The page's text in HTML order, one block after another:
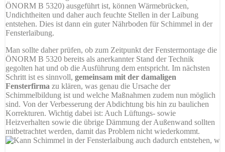
ÖNORM B 5320) ausgeführt ist, können Wärmebrücken,
Undichtheiten und daher auch feuchte Stellen in der Laibung
entstehen. Dies ist dann ein guter Nährboden für Schimmel in der
Fensterlaibung.
Man sollte daher prüfen, ob zum Zeitpunkt der Fenstermontage die
ÖNORM B 5320 bereits als anerkannter Stand der Technik
gegolten hat und ob die Ausführung dem entspricht. Im nächsten
Schritt ist es sinnvoll, gemeinsam mit der damaligen
Fensterfirma zu klären, was genau die Ursache der
Schimmelbildung ist und welche Maßnahmen zudem nun möglich
sind. Von der Verbesserung der Abdichtung bis hin zu baulichen
Korrekturen. Wichtig dabei ist: Auch Lüftungs- sowie
Heizverhalten sowie die übrige Dämmung der Außenwand sollten
mitbetrachtet werden, damit das Problem nicht wiederkommt.